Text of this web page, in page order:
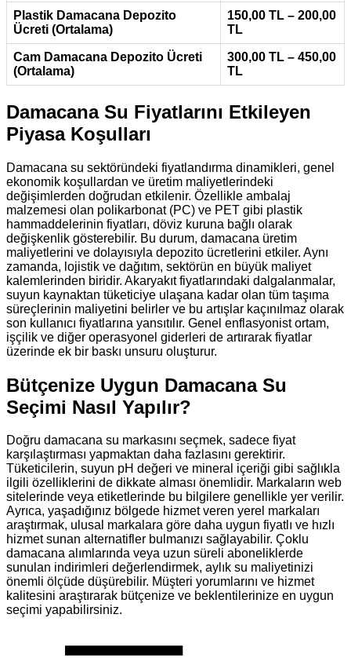
Plastik Damacana Depozito
Ücreti (Ortalama)
150,00 TL – 200,00
TL
Cam Damacana Depozito Ücreti
(Ortalama)
300,00 TL – 450,00
TL
Damacana Su Fiyatlarını Etkileyen
Piyasa Koşulları
Damacana su sektöründeki fiyatlandırma dinamikleri, genel
ekonomik koşullardan ve üretim maliyetlerindeki
değişimlerden doğrudan etkilenir. Özellikle ambalaj
malzemesi olan polikarbonat (PC) ve PET gibi plastik
hammaddelerinin fiyatları, döviz kuruna bağlı olarak
değişkenlik gösterebilir. Bu durum, damacana üretim
maliyetlerini ve dolayısıyla depozito ücretlerini etkiler. Aynı
zamanda, lojistik ve dağıtım, sektörün en büyük maliyet
kalemlerinden biridir. Akaryakıt fiyatlarındaki dalgalanmalar,
suyun kaynaktan tüketiciye ulaşana kadar olan tüm taşıma
süreçlerinin maliyetini belirler ve bu artışlar kaçınılmaz olarak
son kullanıcı fiyatlarına yansıtılır. Genel enflasyonist ortam,
işçilik ve diğer operasyonel giderleri de artırarak fiyatlar
üzerinde ek bir baskı unsuru oluşturur.
Bütçenize Uygun Damacana Su
Seçimi Nasıl Yapılır?
Doğru damacana su markasını seçmek, sadece fiyat
karşılaştırması yapmaktan daha fazlasını gerektirir.
Tüketicilerin, suyun pH değeri ve mineral içeriği gibi sağlıkla
ilgili özelliklerini de dikkate alması önemlidir. Markaların web
sitelerinde veya etiketlerinde bu bilgilere genellikle yer verilir.
Ayrıca, yaşadığınız bölgede hizmet veren yerel markaları
araştırmak, ulusal markalara göre daha uygun fiyatlı ve hızlı
hizmet sunan alternatifler bulmanızı sağlayabilir. Çoklu
damacana alımlarında veya uzun süreli aboneliklerde
sunulan indirimleri değerlendirmek, aylık su maliyetinizi
önemli ölçüde düşürebilir. Müşteri yorumlarını ve hizmet
kalitesini araştırarak bütçenize ve beklentilerinize en uygun
seçimi yapabilirsiniz.